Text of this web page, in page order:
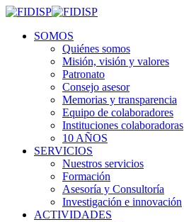
SOMOS
Quiénes somos
Misión, visión y valores
Patronato
Consejo asesor
Memorias y transparencia
Equipo de colaboradores
Instituciones colaboradoras
10 AÑOS
SERVICIOS
Nuestros servicios
Formación
Asesoría y Consultoría
Investigación e innovación
ACTIVIDADES